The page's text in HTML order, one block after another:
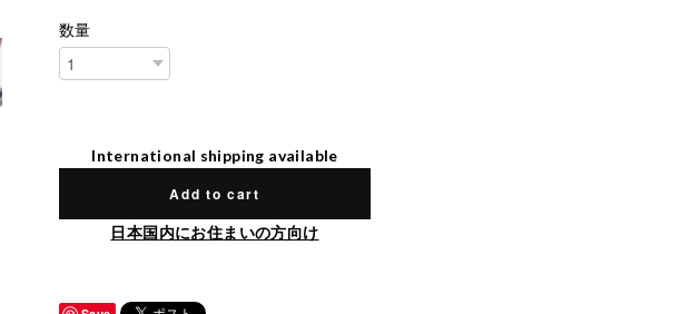
数量
International shipping available
Add to cart
日本国内にお住まいの方向け